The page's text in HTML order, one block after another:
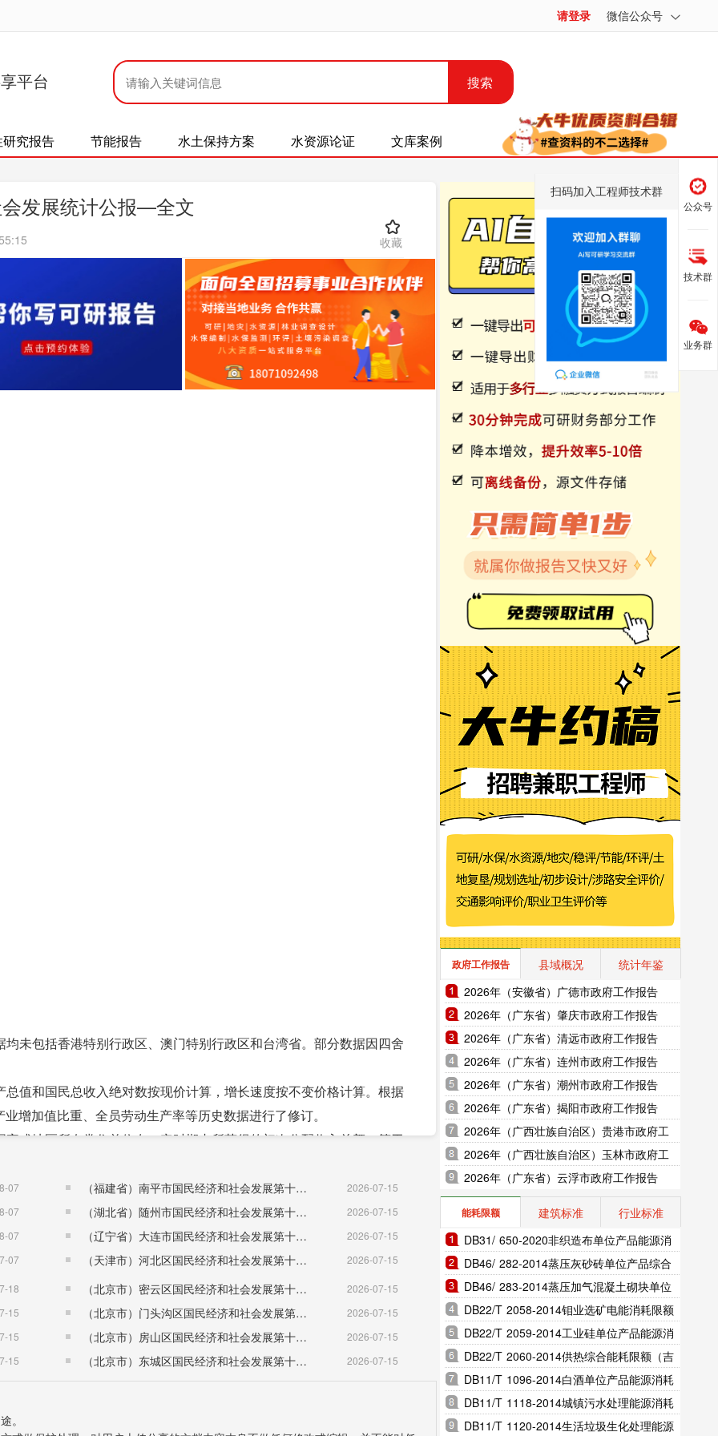
请登录 微信公众号
平台 搜索
究报告 节能报告 水土保持方案 水资源论证 文库案例
发展统计公报—全文
收藏
包括香港特别行政区、澳门特别行政区和台湾省。部分数据因四舍
和国民总收入绝对数按现价计算，增长速度按不变价格计算。根据
增加值比重、全员劳动生产率等历史数据进行了修订。
地区所有常住单位在一定时期内所获得的初次分配收入总额，等于
产品时的价格。
理、水电燃料等价格。
复数据、企业改革剥离等因素，2018年规模以上工业企业财务指
息技术产业，生物产业，高端装备制造产业，新能源产业，新材料
。
备制造业，电子及通信设备制造业，计算机及办公设备制造业，医
及以上，或年末从业人员50人及以上的交通运输、仓储和邮政
营业收入500万元及以上，或年末从业人员50人及以上的居民服务、
07
07
07
07
18
15
15
15
（福建省）南平市国民经济和社会发展第十五个五年规划纲要 2026-07-15
（湖北省）随州市国民经济和社会发展第十五个五年规划纲要 2026-07-15
（辽宁省）大连市国民经济和社会发展第十五个五年规划纲要 2026-07-15
（天津市）河北区国民经济和社会发展第十五个五年规划纲要 2026-07-15
（北京市）密云区国民经济和社会发展第十五个五年规划纲要 2026-07-15
（北京市）门头沟区国民经济和社会发展第十五个五年规划纲要 2026-07-15
（北京市）房山区国民经济和社会发展第十五个五年规划纲要 2026-07-15
（北京市）东城区国民经济和社会发展第十五个五年规划纲要 2026-07-15
。
政府工作报告 县域概况
统计年鉴
2026年（安徽省）广德市政府工作报告
2026年（广东省）肇庆市政府工作报告
2026年（广东省）清远市政府工作报告
2026年（广东省）连州市政府工作报告
2026年（广东省）潮州市政府工作报告
2026年（广东省）揭阳市政府工作报告
2026年（广西壮族自治区）贵港市政府工
作报告
2026年（广西壮族自治区）玉林市政府工
作报告
2026年（广东省）云浮市政府工作报告
能耗限额 建筑标准
行业标准
DB31/ 650-2020非织造布单位产品能源消
耗限额（上海市地方标准）
DB46/ 282-2014蒸压灰砂砖单位产品综合
能耗和电耗限额（海南省地方标准）
DB46/ 283-2014蒸压加气混凝土砌块单位
产品综合能耗和电耗限额（海南省地方标
准）
DB22/T 2058-2014钼业选矿电能消耗限额
（吉林省地方标准）
DB22/T 2059-2014工业硅单位产品能源消
耗限额（吉林省地方标准）
DB22/T 2060-2014供热综合能耗限额（吉
林省地方标准）
DB11/T 1096-2014白酒单位产品能源消耗
限额（北京市地方标准）
DB11/T 1118-2014城镇污水处理能源消耗
限额（北京市地方标准）
DB11/T 1120-2014生活垃圾生化处理能源
公众号
技术群
扫码加入工程师技术群
业务群